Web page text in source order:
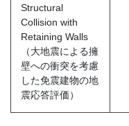
Structural
Collision with
Retaining Walls
（大地震による擁
壁への衝突を考慮
した免震建物の地
震応答評価）